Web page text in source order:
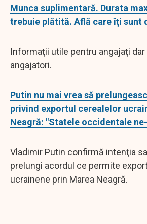
Munca suplimentară. Durata
trebuie plătită. Află care îţi sunt
Informaţii utile pentru angajaţi
angajatori.
Putin nu mai vrea să
privind exportul cerealelor
Neagră: "Statele occidentale
Vladimir Putin confirmă intenţia
prelungi acordul ce permite
ucrainene prin Marea Neagră.